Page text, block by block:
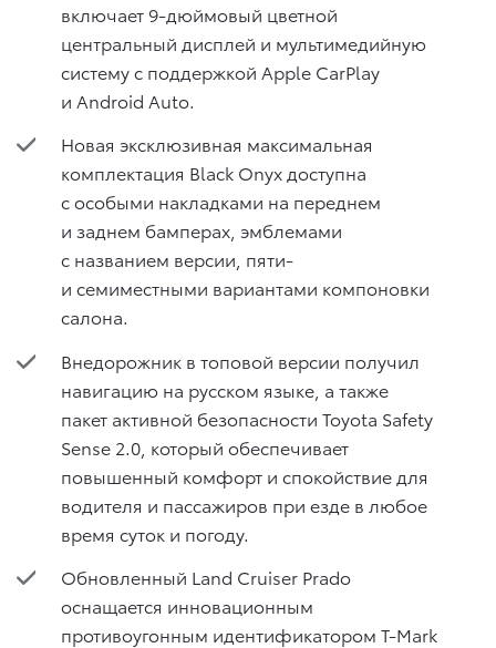
включает 9-дюймовый цветной
центральный дисплей и мультимедийную
систему с поддержкой Apple CarPlay
и Android Auto.
Новая эксклюзивная максимальная
комплектация Black Onyx доступна
с особыми накладками на переднем
и заднем бамперах, эмблемами
с названием версии, пяти-
и семиместными вариантами компоновки
салона.
Внедорожник в топовой версии получил
навигацию на русском языке, а также
пакет активной безопасности Toyota Safety
Sense 2.0, который обеспечивает
повышенный комфорт и спокойствие для
водителя и пассажиров при езде в любое
время суток и погоду.
Обновленный Land Cruiser Prado
оснащается инновационным
противоугонным идентификатором T-Mark